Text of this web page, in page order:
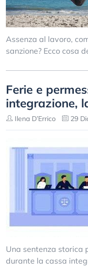
Assenza al lavoro,
sanzione? Ecco cosa
Ferie e
integrazione,
Ilena D’Errico 29
Una sentenza storica
durante la cassa